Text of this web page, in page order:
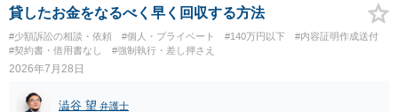
し、やむを得ず、返還金23万円及びこれに対する遅延損害金の支払い
す。 その際には、訴訟に要する費用その他法令上認められる金員につ
いても併せて請求する予定ですので、あらかじめ申し添えます。 本件
求めるものにすぎません。貴殿の仕入先との取引関係や返金時期など
貸したお金をなるべく早く回収する方法
#少額訴訟の相談・依頼 #個人・プライベート #140万円以下
#内容証明作成送付
#契約書・借用書なし
#強制執行・差し押さえ
2026年7月28日
澁谷 望 弁護士